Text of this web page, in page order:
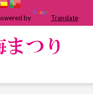
by Translate